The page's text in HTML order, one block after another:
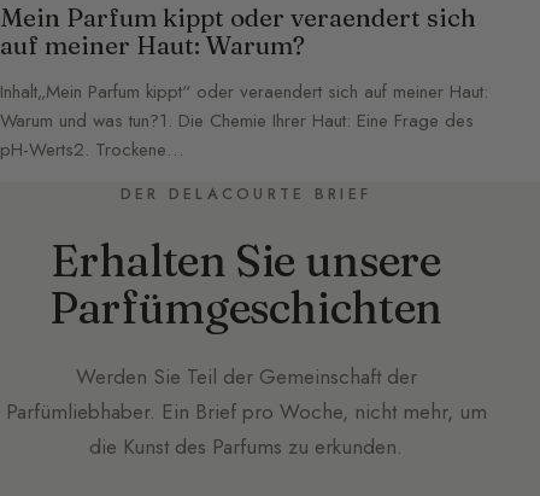
Mein Parfum kippt oder veraendert sich
auf meiner Haut: Warum?
Inhalt„Mein Parfum kippt“ oder veraendert sich auf meiner Haut:
Warum und was tun?1. Die Chemie Ihrer Haut: Eine Frage des
pH-Werts2. Trockene…
DER DELACOURTE BRIEF
Erhalten Sie unsere
Parfümgeschichten
Werden Sie Teil der Gemeinschaft der
Parfümliebhaber. Ein Brief pro Woche, nicht mehr, um
die Kunst des Parfums zu erkunden.